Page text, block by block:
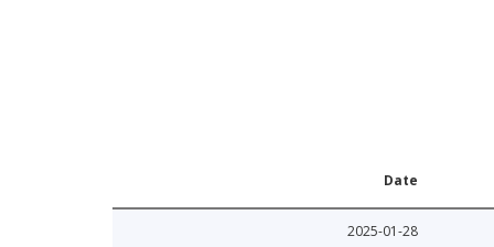
Date
2025-01-28